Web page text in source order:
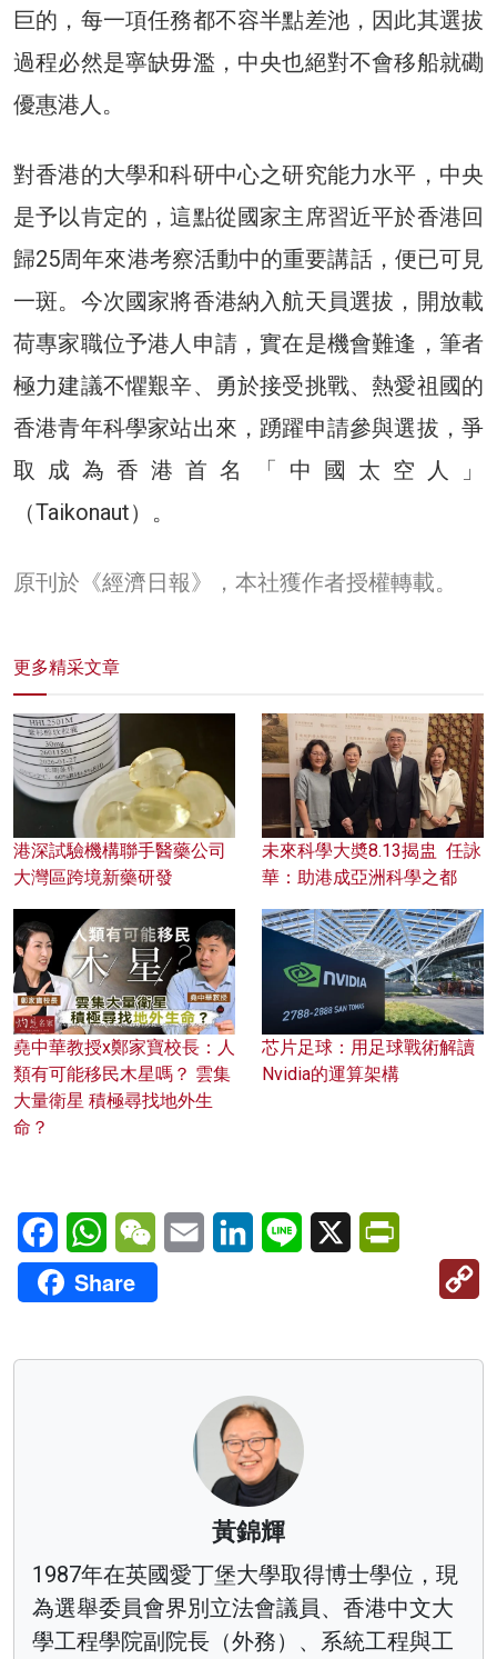
巨的，每一項任務都不容半點差池，因此其選拔
過程必然是寧缺毋濫，中央也絕對不會移船就磡
優惠港人。
對香港的大學和科研中心之研究能力水平，中央
是予以肯定的，這點從國家主席習近平於香港回
歸25周年來港考察活動中的重要講話，便已可見
一斑。今次國家將香港納入航天員選拔，開放載
荷專家職位予港人申請，實在是機會難逢，筆者
極力建議不懼艱辛、勇於接受挑戰、熱愛祖國的
香港青年科學家站出來，踴躍申請參與選拔，爭
取成為香港首名「中國太空人」
（Taikonaut）。
原刊於《經濟日報》，本社獲作者授權轉載。
更多精采文章
港深試驗機構聯手醫藥公司
大灣區跨境新藥研發
未來科學大奬8.13揭盅 任詠
華：助港成亞洲科學之都
堯中華教授x鄭家寶校長：人
類有可能移民木星嗎？ 雲集
大量衛星 積極尋找地外生
命？
芯片足球：用足球戰術解讀
Nvidia的運算架構
FacebookWhatsAppWeChatEmail LinkedInLine X
Share
黃錦輝
1987年在英國愛丁堡大學取得博士學位，現
為選舉委員會界別立法會議員、香港中文大
學工程學院副院長（外務）、系統工程與工